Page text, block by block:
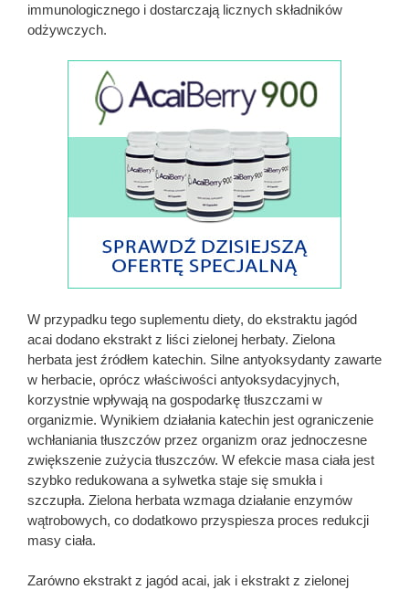
immunologicznego i dostarczają licznych składników
odżywczych.
W przypadku tego suplementu diety, do ekstraktu jagód
acai dodano ekstrakt z liści zielonej herbaty. Zielona
herbata jest źródłem katechin. Silne antyoksydanty zawarte
w herbacie, oprócz właściwości antyoksydacyjnych,
korzystnie wpływają na gospodarkę tłuszczami w
organizmie. Wynikiem działania katechin jest ograniczenie
wchłaniania tłuszczów przez organizm oraz jednoczesne
zwiększenie zużycia tłuszczów. W efekcie masa ciała jest
szybko redukowana a sylwetka staje się smukła i
szczupła. Zielona herbata wzmaga działanie enzymów
wątrobowych, co dodatkowo przyspiesza proces redukcji
masy ciała.
Zarówno ekstrakt z jagód acai, jak i ekstrakt z zielonej